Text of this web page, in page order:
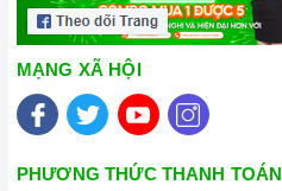
MẠNG XÃ HỘI
PHƯƠNG THỨC THANH TOÁN